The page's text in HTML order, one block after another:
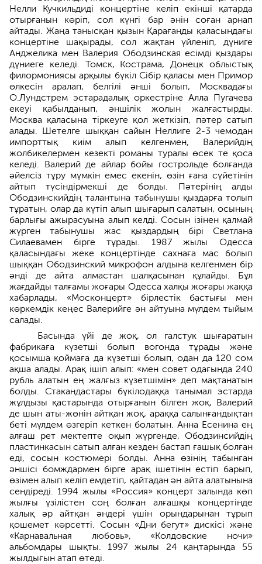
Нелли Кучкильдиді концертіне келіп екінші қатарда
отырғанын көріп, сол күнгі бар әнін соған арнап
айтады. Жаңа танысқан қызын Қарағанды қаласындағы
концертіне шақырады, сол жақтан үйленіп, дүниге
Анджелика мен Валерия Ободзинская есімді қыздары
дүниеге келеді. Томск, Кострама, Донецк облыстық
филормониясы арқылы бүкіл Сібір қаласы мен Примор
өлкесін аралап, белгілі әнші болып, Москвадағы
О.Лундстрем эстарадалық оркестріне Алла Пугачева
екеуі қабылданып, әншілік жолын жалғастырды.
Москва қаласына тіркеуге қол жеткізіп, пәтер сатып
алады. Шетелге шыққан сайын Неллиге 2-3 чемодан
импорттық киім алып келгенмен, Валерийдің
жолбикелермен кезекті романы туралы өсек те қоса
келеді. Валерий де айлар бойы гострольде болғанда
әйелсіз тұру мүмкін емес екенін, өзін ғана сүйетінін
айтып түсіндірмекші де болды. Пәтерінің алды
Ободзинскийдің талантына табынушы қыздарға толып
тұратын, олар да күтіп алып шығарып салатын, осының
барлығы ажырасуына алып келді. Сосын ізінен қалмай
жүрген табынушы жас қыздардың бірі Светлана
Силаевамен бірге тұрады. 1987 жылы Одесса
қаласындағы жеке концертінде сахнаға мас болып
шыққан Ободзинский микрофон алдына келгенмен бір
әнді де айта алмастан шалқасынан құлайды. Бұл
жағдайды талғамы жоғары Одесса халқы жоғары жаққа
хабарлады, «Москонцерт» бірлестік бастығы мен
көркемдік кеңес Валерийге ән айтуына мүлдем тыйым
салады.
Басында үйі де жоқ, ол галстук шығаратын
фабрикаға күзетші болып вогонда тұрады және
қосымша қоймаға да күзетші болып, одан да 120 сом
ақша алады. Арақ ішіп алып: «мен совет одағында 240
рубль алатын ең жалғыз күзетшімін» деп мақтанатын
болды. Стакандастары бүкілодаққа танымал эстарда
жұлдызы қастарында отырғанын білген жоқ, Валерий
де шын аты-жөнін айтқан жоқ, араққа салынғандықтан
беті мүлдем өзгеріп кеткен болатын. Анна Есенина ең
алғаш рет мектепте оқып жүргенде, Ободзинсийдің
пластинкасын сатып алған кезден бастап ғашық болған
еді, сосын костюмері болды. Анна өзінің табынған
әншісі бомждармен бірге арақ ішетінін естіп барып,
өзімен алып келіп емдетіп, қайтадан ән айта алатынына
сендіреді. 1994 жылы «Россия» концерт залында көп
жылғы үзілістен соң болған алғашқы концертінде
халық әр айтқан әндері үшін орындарынан тұрып
қошемет көрсетті. Сосын «Дни бегут» дискісі және
«Карнавальная любовь», «Колдовские ночи»
альбомдары шықты. 1997 жылы 24 қаңтарында 55
жылдығын атап өтеді.